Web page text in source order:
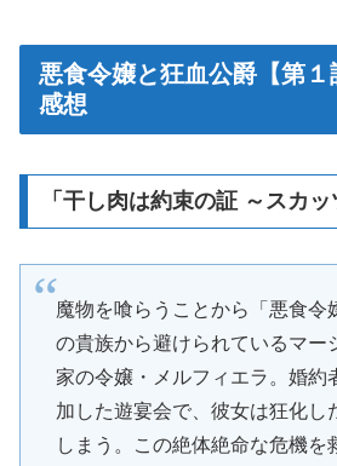
悪食令嬢と狂血公爵【第
感想
「干し肉は約束の証 ～スカッ
魔物を喰らうことから「悪食令
の貴族から避けられているマー
家の令嬢・メルフィエラ。婚約
加した遊宴会で、彼女は狂化し
しまう。この絶体絶命な危機を